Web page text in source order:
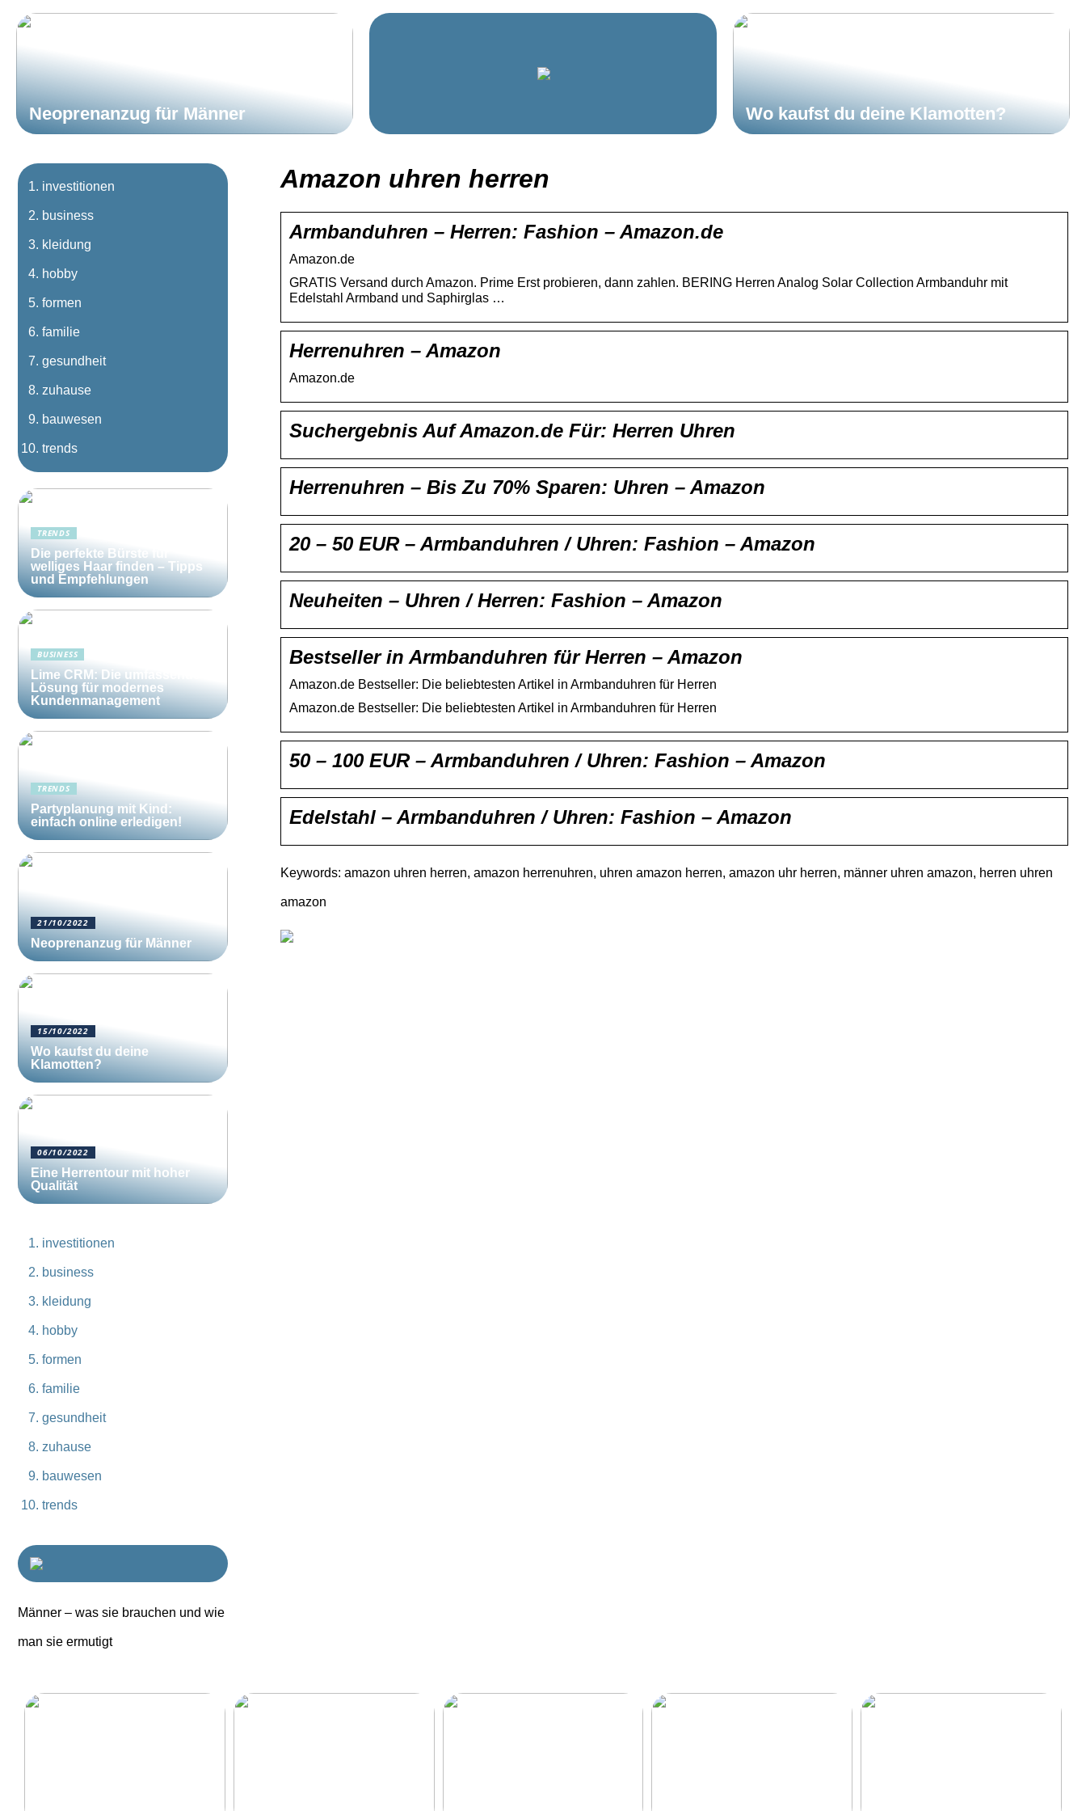
Neoprenanzug für Männer Wo kaufst du deine Klamotten?
Amazon uhren herren
Armbanduhren – Herren: Fashion – Amazon.de
Amazon.de
GRATIS Versand durch Amazon. Prime Erst probieren, dann zahlen. BERING Herren Analog Solar Collection Armbanduhr mit
Edelstahl Armband und Saphirglas …
Herrenuhren – Amazon
Amazon.de
Suchergebnis Auf Amazon.de Für: Herren Uhren
Herrenuhren – Bis Zu 70% Sparen: Uhren – Amazon
20 – 50 EUR – Armbanduhren / Uhren: Fashion – Amazon
Neuheiten – Uhren / Herren: Fashion – Amazon
Bestseller in Armbanduhren für Herren – Amazon
Amazon.de Bestseller: Die beliebtesten Artikel in Armbanduhren für Herren
Amazon.de Bestseller: Die beliebtesten Artikel in Armbanduhren für Herren
50 – 100 EUR – Armbanduhren / Uhren: Fashion – Amazon
Edelstahl – Armbanduhren / Uhren: Fashion – Amazon
Keywords: amazon uhren herren, amazon herrenuhren, uhren amazon herren, amazon uhr herren, männer uhren amazon, herren uhren
amazon
investitionen
business
kleidung
hobby
formen
familie
gesundheit
zuhause
bauwesen
trends
TRENDS
Die perfekte Bürste für
welliges Haar finden – Tipps
und Empfehlungen
BUSINESS
Lime CRM: Die umfassende
Lösung für modernes
Kundenmanagement
TRENDS
Partyplanung mit Kind:
einfach online erledigen!
21/10/2022
Neoprenanzug für Männer
15/10/2022
Wo kaufst du deine
Klamotten?
06/10/2022
Eine Herrentour mit hoher
Qualität
investitionen
business
kleidung
hobby
formen
familie
gesundheit
zuhause
bauwesen
trends
Männer – was sie brauchen und wie
man sie ermutigt